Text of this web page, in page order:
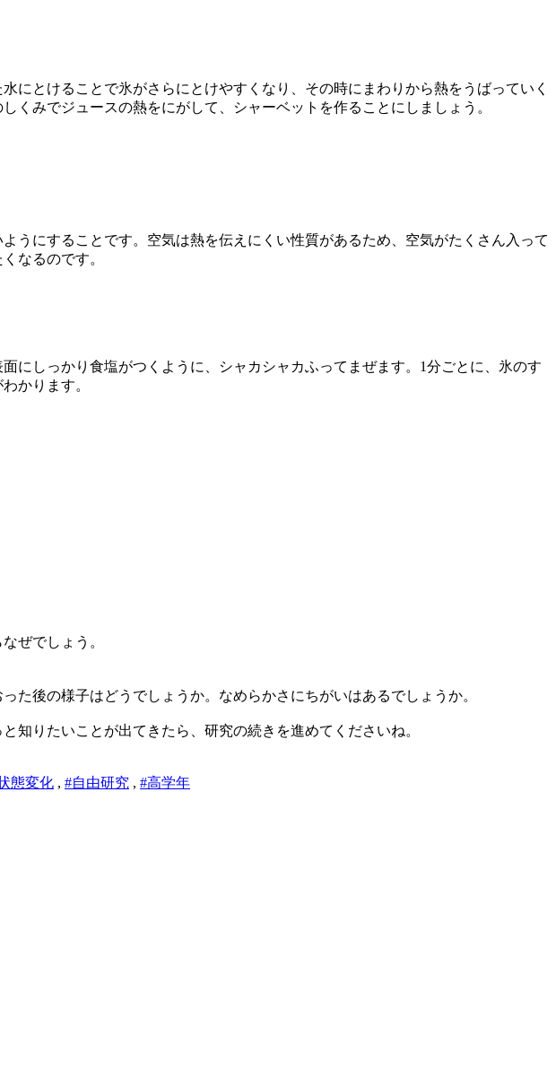
とけることで氷がさらにとけやすくなり、その時にまわりから熱をうばっていく
みでジュースの熱をにがして、シャーベットを作ることにしましょう。
うにすることです。空気は熱を伝えにくい性質があるため、空気がたくさん入って
なるのです。
にしっかり食塩がつくように、シャカシャカふってまぜます。1分ごとに、氷のす
かります。
ぜでしょう。
た後の様子はどうでしょうか。なめらかさにちがいはあるでしょうか。
知りたいことが出てきたら、研究の続きを進めてくださいね。
態変化 , #自由研究 , #高学年